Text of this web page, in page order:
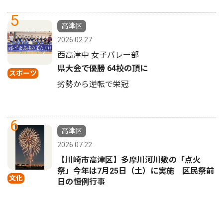
5
スポーツ
高津区
2026.02.27
西高津中 女子バレー部
県大会で優勝 64校の頂に
劣勢から逆転で栄冠
6
文化
高津区
2026.07.22
【川崎市高津区】多摩川河川敷の「点火
祭」今年は7月25日（土）に実施 区民祭前
日の恒例行事